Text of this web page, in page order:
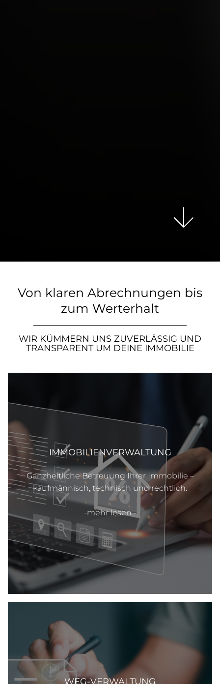
Von klaren Abrechnungen bis
zum Werterhalt
WIR KÜMMERN UNS ZUVERLÄSSIG UND
TRANSPARENT UM DEINE IMMOBILIE
IMMOBILIENVERWALTUNG
Ganzheitliche Betreuung Ihrer Immobilie –
kaufmännisch, technisch und rechtlich.
-mehr lesen -
WEG-VERWALTUNG